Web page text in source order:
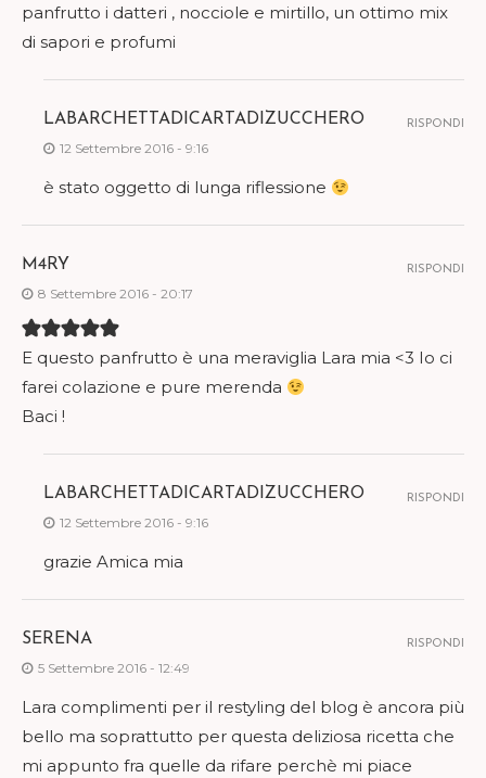
panfrutto i datteri , nocciole e mirtillo, un ottimo mix
di sapori e profumi
LABARCHETTADICARTADIZUCCHERO
12 Settembre 2016 - 9:16
è stato oggetto di lunga riflessione
RISPONDI
M4RY
8 Settembre 2016 - 20:17
E questo panfrutto è una meraviglia Lara mia <3 Io ci
farei colazione e pure merenda
Baci !
RISPONDI
LABARCHETTADICARTADIZUCCHERO
12 Settembre 2016 - 9:16
grazie Amica mia
RISPONDI
SERENA
5 Settembre 2016 - 12:49
Lara complimenti per il restyling del blog è ancora più
bello ma soprattutto per questa deliziosa ricetta che
mi appunto fra quelle da rifare perchè mi piace
RISPONDI